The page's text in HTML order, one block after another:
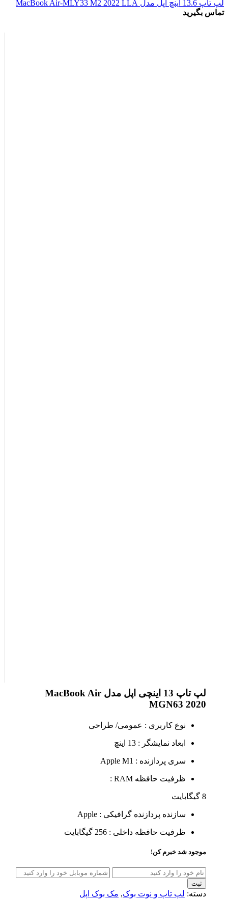
لپ تاپ 13.6 اینچ اپل مدل MacBook Air-MLY33 M2 2022 LLA
تماس بگیرید
لپ تاپ 13 اینچی اپل مدل MacBook Air
MGN63 2020
نوع کاربری : عمومی/ طراحی
ابعاد نمایشگر : 13 اینچ
سری پردازنده : Apple M1
ظرفیت حافظه RAM :
8 گیگابایت
سازنده پردازنده گرافیکی : Apple
ظرفیت حافظه داخلی : 256 گیگابایت
موجود شد خبرم کن!
ثبت
دسته: لپ تاپ و نوت بوک, مک بوک اپل